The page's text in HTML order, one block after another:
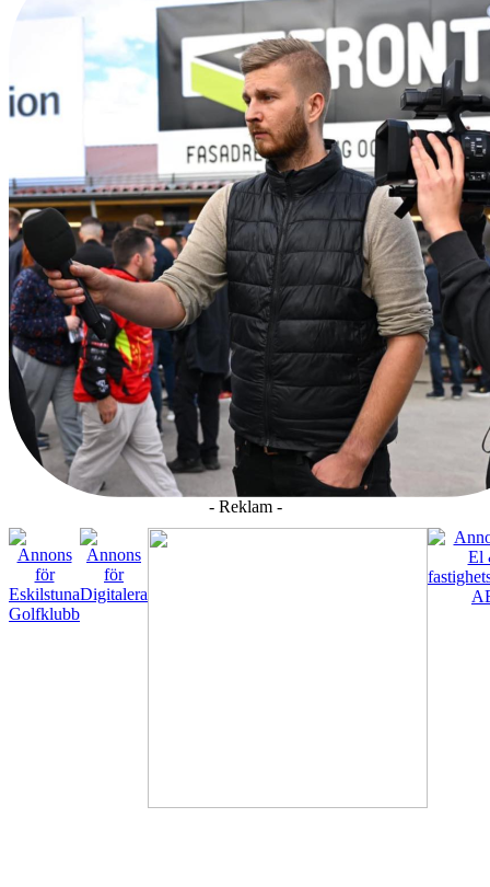
- Reklam -